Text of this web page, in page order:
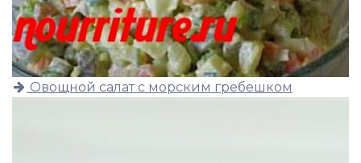
Овощной салат с морским гребешком